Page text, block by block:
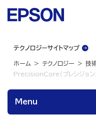
テクノロジーサイトマップ
ホーム テクノロジー 技
PrecisionCore（プレシジョン
Menu